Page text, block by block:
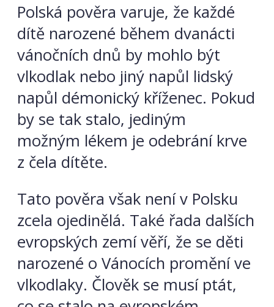
Polská pověra varuje, že každé
dítě narozené během dvanácti
vánočních dnů by mohlo být
vlkodlak nebo jiný napůl lidský
napůl démonický kříženec. Pokud
by se tak stalo, jediným
možným lékem je odebrání krve
z čela dítěte.
Tato pověra však není v Polsku
zcela ojedinělá. Také řada dalších
evropských zemí věří, že se děti
narozené o Vánocích promění ve
vlkodlaky. Člověk se musí ptát,